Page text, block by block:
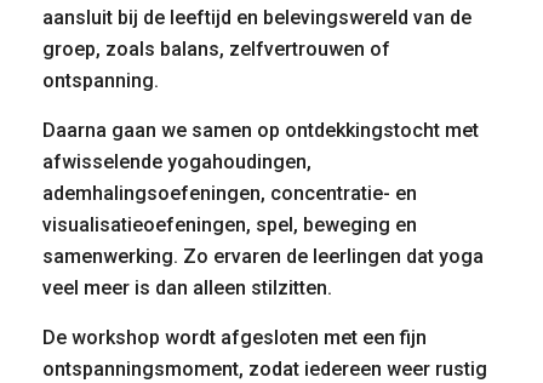
aansluit bij de leeftijd en belevingswereld van de
groep, zoals balans, zelfvertrouwen of
ontspanning.
Daarna gaan we samen op ontdekkingstocht met
afwisselende yogahoudingen,
ademhalingsoefeningen, concentratie- en
visualisatieoefeningen, spel, beweging en
samenwerking. Zo ervaren de leerlingen dat yoga
veel meer is dan alleen stilzitten.
De workshop wordt afgesloten met een fijn
ontspanningsmoment, zodat iedereen weer rustig